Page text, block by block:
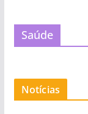
Saúde
Notícias